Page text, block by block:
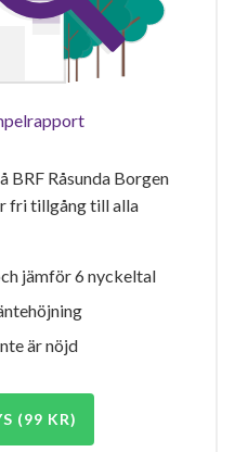
BRF Råsunda Borgen
fri tillgång till alla
jämför 6 nyckeltal
är nöjd
(99 KR)